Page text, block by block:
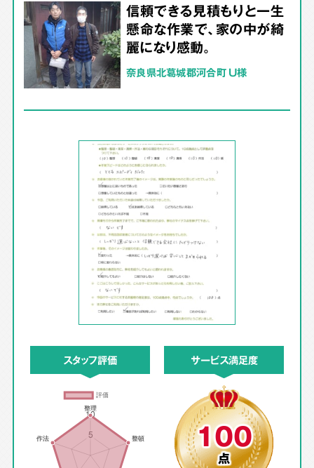
信頼できる見積もりと一生
懸命な作業で、家の中が綺
麗になり感動。
奈良県北葛城郡河合町 U様
スタッフ評価 サービス満足度
100
点